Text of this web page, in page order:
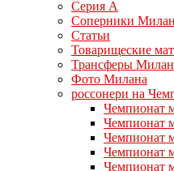
Серия А
Соперники
Статьи
Товарищеские
Трансферы
Фото Милана
россонери на
Чемпионат
Чемпионат
Чемпионат
Чемпионат
Чемпионат